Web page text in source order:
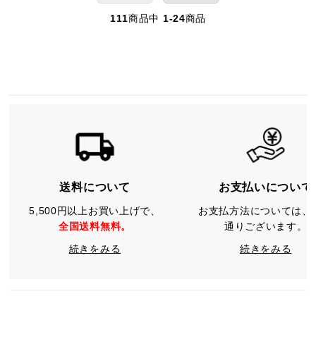
111商品中 1-24商品
送料について
5,500円以上お買い上げで、
全国送料無料。
続きをみる
お支払いについて
お支払方法については、
通りございます。
続きをみる